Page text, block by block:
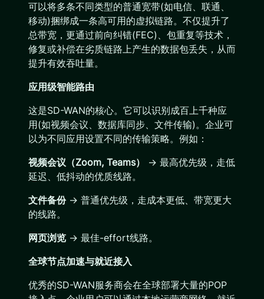
可以将多条不同类型的普通宽带(如电信、联通、
移动)捆绑成一条高可用的虚拟链路。不仅提升了
总带宽，更通过前向纠错(FEC)、包重复等技术，
修复或补偿在劣质链路上产生的数据包丢失，从而
提升有效吞吐量。
应用级智能路由
这是SD-WAN的核心。它可以识别成百上千种应
用(如视频会议、数据库同步、文件传输)。企业可
以为不同应用设置不同的传输策略。例如：
视频会议（Zoom, Teams）
-> 最高优先级，走低
延迟、低抖动的优质线路。
文件备份-> 普通优先级，走成本更低、带宽更大
的线路。
网页浏览 -> 最佳-effort线路。
全球节点加速与就近接入
优秀的SD-WAN服务商会在全球部署大量的POP